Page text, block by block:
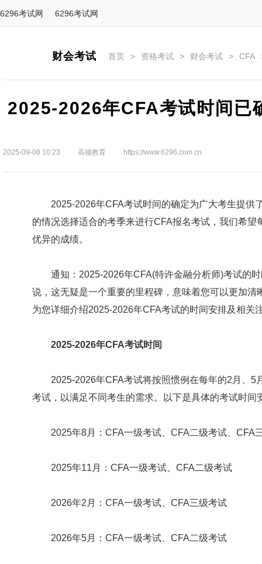
6296考试网 6296考试网
财会考试 首页 > 资格考试 > 财会考试 > CFA
2025-2026年CFA考试时间已
2025-09-08 10:23 高顿教育 https://www.6296.com.cn
2025-2026年CFA考试时间的确定为广大考生提供
的情况选择适合的考季来进行CFA报名考试，我们希
优异的成绩。
通知：2025-2026年CFA(特许金融分析师)考试的时
说，这无疑是一个重要的里程碑，意味着您可以更加
为您详细介绍2025-2026年CFA考试的时间安排及相关
2025-2026年CFA考试时间
2025-2026年CFA考试将按照惯例在每年的2月、5
考试，以满足不同考生的需求。以下是具体的考试时间
2025年8月：CFA一级考试、CFA二级考试、CFA
2025年11月：CFA一级考试、CFA二级考试
2026年2月：CFA一级考试、CFA三级考试
2026年5月：CFA一级考试、CFA二级考试